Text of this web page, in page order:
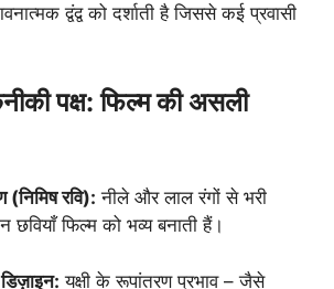
द्वंद्व को दर्शाती है जिससे कई प्रवासी
पक्ष: फिल्म की असली
(निमिष रवि): नीले और लाल रंगों से भरी
छवियाँ फिल्म को भव्य बनाती हैं।
यक्षी के रूपांतरण प्रभाव – जैसे